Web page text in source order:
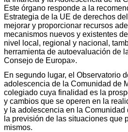
Este órgano responde a la
Estrategia de la UE de derechos
mejorar y proporcionar recursos
mecanismos nuevos y existentes
nivel local, regional y nacional,
herramienta de autoevaluación de
Consejo de Europa».
En segundo lugar, el Observatorio
adolescencia de la Comunidad de
colegiado cuya finalidad es la
y cambios que se operen en la
y la adolescencia en la Comunidad
la previsión de las situaciones que
mismos.